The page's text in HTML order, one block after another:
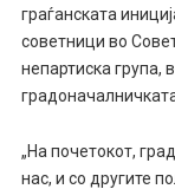
граѓанската
советници во
непартиска група,
„На почетокот,
нас, и со другите